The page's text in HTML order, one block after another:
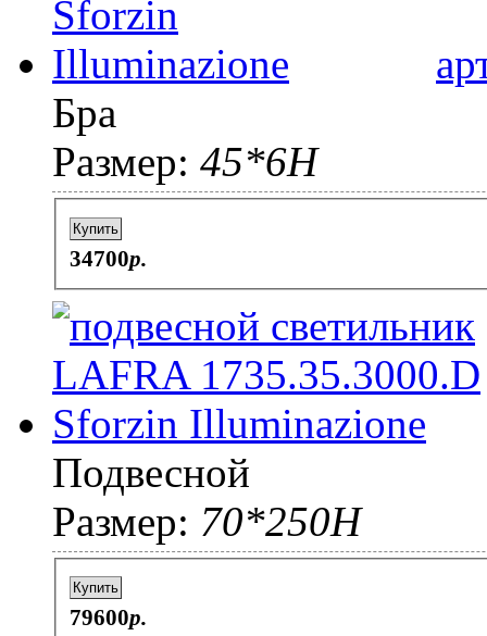
Бра
Размер: 45*6H
Купить
34700p.
Подвесной
Размер: 70*250H
Купить
79600p.